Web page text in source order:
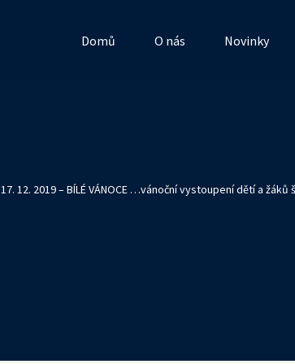
Domů O nás Novinky
17. 12. 2019 – BÍLÉ VÁNOCE …vánoční vystoupení dětí a žáků